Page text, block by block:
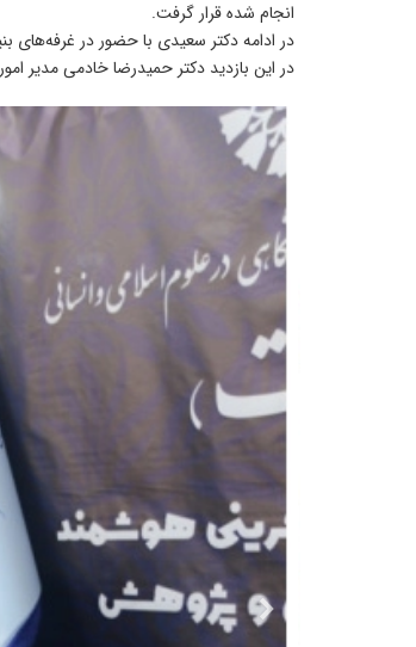
انجام شده قرار گرفت.
در ادامه دکتر سعیدی با حضور در
در این بازدید دکتر حمیدرضا خادمی مدیر